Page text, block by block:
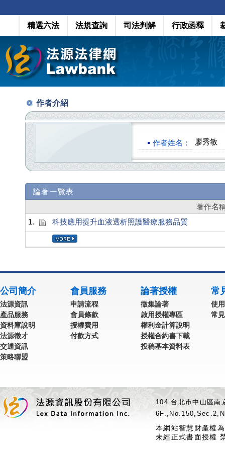
精選六法 法規查詢 司法判解 行政函釋
作者介紹
作者姓名： 廖秀敏
論著一覽表
著作名
1.
科技應用提升血液透析照護醫療服務品質
公司簡介
法源資訊
產品服務
資料庫說明
法源徵才
交通資訊
策略聯盟
會員服務
申請流程
會員條款
授權費用
付款方式
論著授權
徵集論著
啟用授權專區
權利金計算說明
授權合約書下載
投稿基本資料表
常
使
常
104 台北市中山區
本網站智慧財產權
未經正式書面授權